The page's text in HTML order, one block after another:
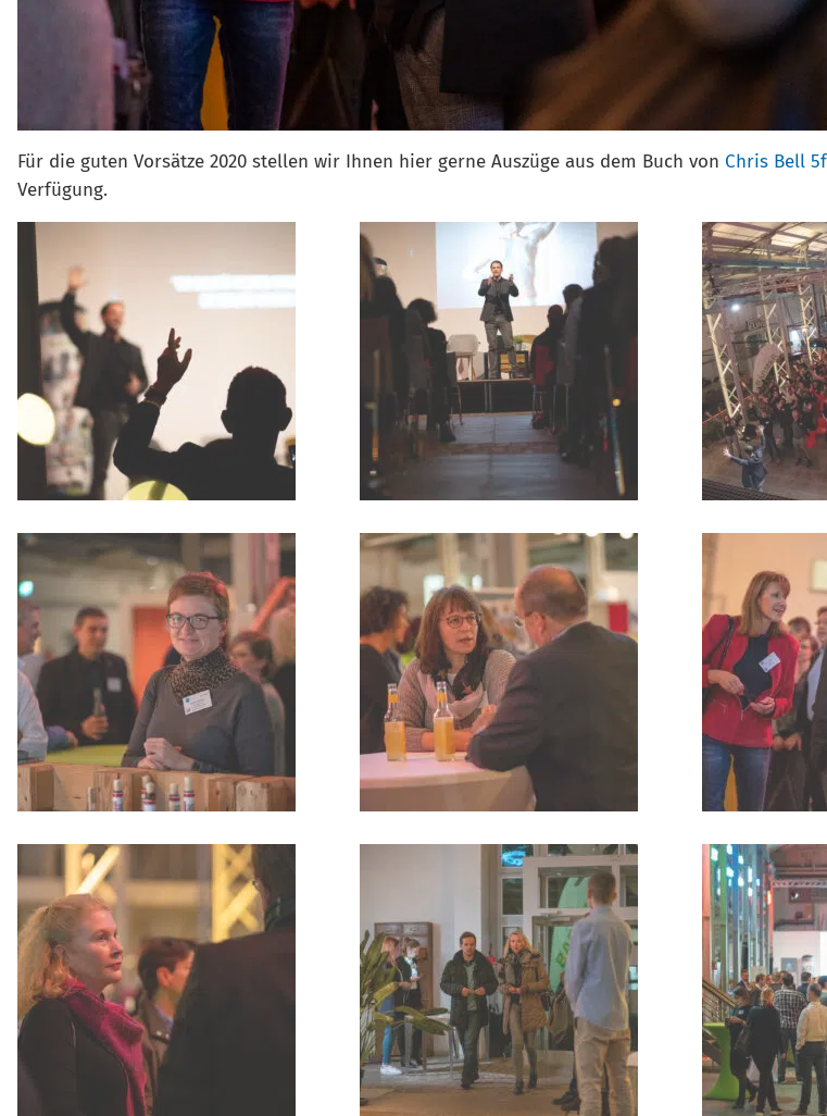
Für die guten Vorsätze 2020 stellen wir Ihnen hier gerne Auszüge aus dem Buch von Chris Bell
Verfügung.